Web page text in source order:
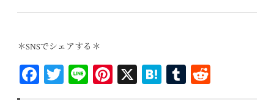
＊SNSでシェアする＊
Fa T Li Pi X H T